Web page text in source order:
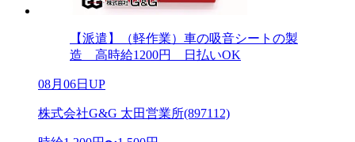
【派遣】（軽作業）車の吸音シートの製
造 高時給1200円 日払いOK
08月06日UP
株式会社G&G 太田営業所(897112)